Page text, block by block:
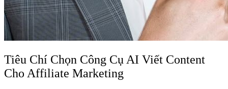
Tiêu Chí Chọn Công Cụ AI Viết Content
Cho Affiliate Marketing